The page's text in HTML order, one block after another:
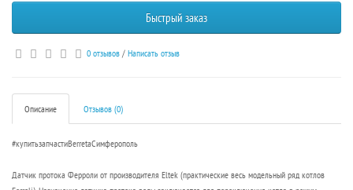
Быстрый заказ
0 отзывов / Написать отзыв
Описание Отзывов (0)
#купитьзапчастиBerretaCимферополь
Датчик протока Ферроли от производителя Eltek (практические весь модельный ряд котлов